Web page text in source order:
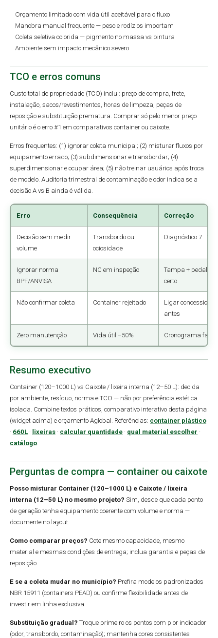
Orçamento limitado com vida útil aceitável para o fluxo
Manobra manual frequente — peso e rodízios importam
Coleta seletiva colorida — pigmento no massa vs pintura
Ambiente sem impacto mecânico severo
TCO e erros comuns
Custo total de propriedade (TCO) inclui: preço de compra, frete,
instalação, sacos/revestimentos, horas de limpeza, peças de
reposição e substituição prematura. Comprar só pelo menor preço
unitário é o erro #1 em comparativos container ou caixote.
Erros frequentes: (1) ignorar coleta municipal; (2) misturar fluxos por
equipamento errado; (3) subdimensionar e transbordar; (4)
superdimensionar e ocupar área; (5) não treinar usuários após troca
de modelo. Auditoria trimestral de contaminação e odor indica se a
decisão A vs B ainda é válida.
Erro Consequência Correção
Decisão sem medir
volume
Transbordo ou
ociosidade
Diagnóstico 7–14
Ignorar norma
BPF/ANVISA
NC em inspeção
Tampa + pedal +
certo
Não confirmar coleta Container rejeitado
Ligar
antes
Zero manutenção Vida útil −50% Cronograma
Resumo executivo
Container (120–1000 L) vs Caixote / lixeira interna (12–50 L): decida
por ambiente, resíduo, norma e TCO — não por preferência estética
isolada. Combine textos práticos, comparativo interativo desta página
(widget acima) e orçamento Aglobal. Referências: container plástico
· 660L · lixeiras · calcular quantidade · qual material escolher ·
catálogo
Perguntas de compra — container ou caixote
Posso misturar Container (120–1000 L) e Caixote / lixeira
interna (12–50 L) no mesmo projeto? Sim, desde que cada ponto
de geração tenha equipamento coerente com volume e norma —
documente no layout.
Como comparar preços? Cote mesmo capacidade, mesmo
material e mesmas condições de entrega; inclua garantia e peças de
reposição.
E se a coleta mudar no município? Prefira modelos padronizados
NBR 15911 (containers PEAD) ou confirme flexibilidade antes de
investir em linha exclusiva.
Substituição gradual? Troque primeiro os pontos com pior indicador
(odor, transbordo, contaminação); mantenha cores consistentes